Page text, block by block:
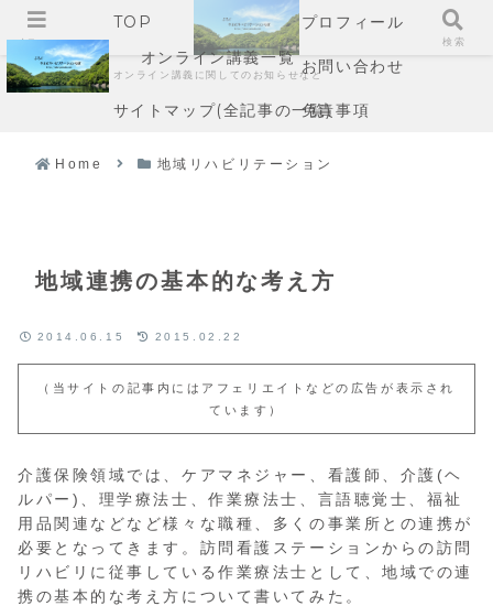
TOP
プロフィール
オンライン講義一覧
オンライン講義に関してのお知らせなどお問い合わせ
サイトマップ(全記事の一覧)免責事項
Home 地域リハビリテーション
地域連携の基本的な考え方
2014.06.15 2015.02.22
（当サイトの記事内にはアフェリエイトなどの広告が表示され
ています）
介護保険領域では、ケアマネジャー、看護師、介護(ヘ
ルパー)、理学療法士、作業療法士、言語聴覚士、福祉
用品関連などなど様々な職種、多くの事業所との連携が
必要となってきます。訪問看護ステーションからの訪問
リハビリに従事している作業療法士として、地域での連
携の基本的な考え方について書いてみた。
メニュー 検索